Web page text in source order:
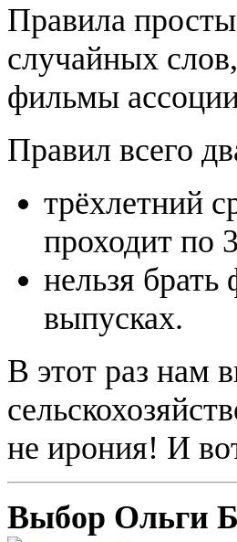
Правила
случайных
фильмы
Правил всего
трёхлетний
проходит по
нельзя
выпусках.
В этот раз нам
не ирония! И
Выбор Ольги